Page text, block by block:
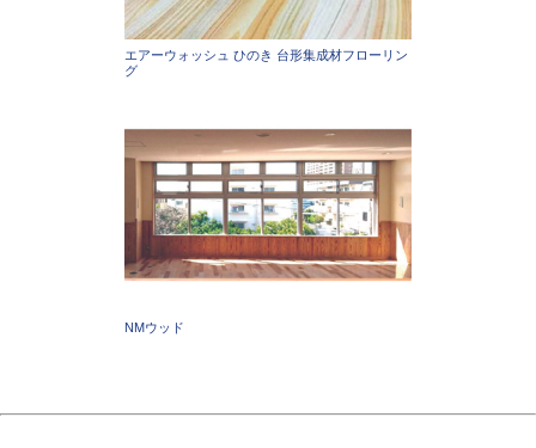
エアーウォッシュ ひのき 台形集成材フローリン
グ
NMウッド